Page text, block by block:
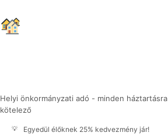
Helyi önkormányzati adó - minden háztartásra
kötelező
Egyedül élőknek 25% kedvezmény jár!